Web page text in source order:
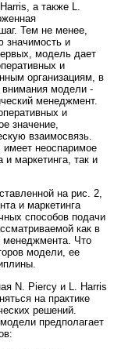
а также L.
Тем не менее,
значимость и
модель дает
и
организациям, в
внимания модели -
менеджмент.
и
значение,
взаимосвязь.
имеет неоспаримое
маркетинга, так и
на рис. 2,
и маркетинга
способов подачи
как в
менеджмента. Что
модели, ее
N. Piercy и L. Harris
на практике
решений.
предполагает